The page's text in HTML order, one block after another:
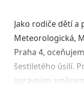
Jako rodiče dětí a
Meteorologická,
Praha 4,
šestiletého úsilí.
správným